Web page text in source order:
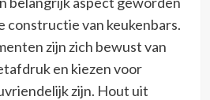
constructie van keukenbars.
zijn zich bewust van
en kiezen voor
zijn. Hout uit